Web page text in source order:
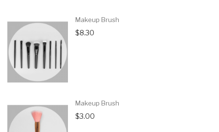
Makeup Brush
$8.30
Makeup Brush
$3.00